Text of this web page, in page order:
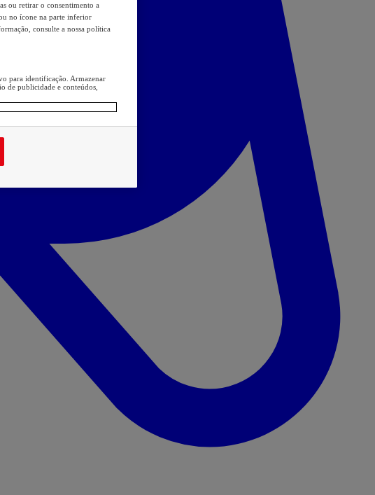
ou retirar o consentimento a
no ícone na parte inferior
consulte a nossa política
para identificação. Armazenar
de publicidade e conteúdos,